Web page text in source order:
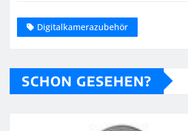
Digitalkamerazubehör
SCHON GESEHEN?